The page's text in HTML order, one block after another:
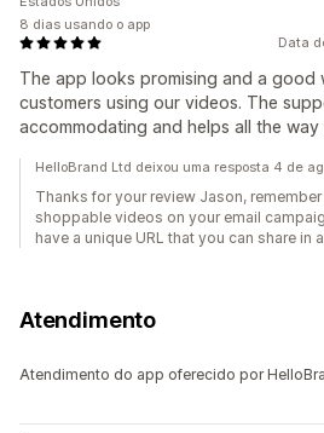
Data
The app looks promising and a
customers using our videos. The
accommodating and helps all the
8 dias usando o app
HelloBrand Ltd deixou uma resposta 4 de
Thanks for your review Jason,
shoppable videos on your email
have a unique URL that you can share in
Atendimento
Atendimento do app oferecido por